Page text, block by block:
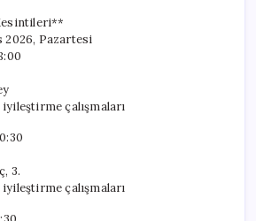
2026, Pazartesi
çalışmaları
3.
çalışmaları